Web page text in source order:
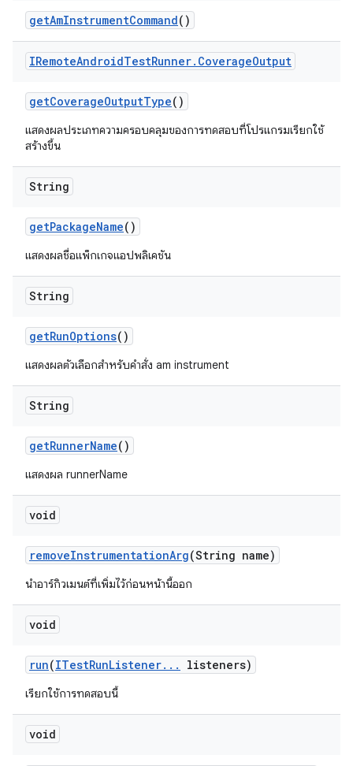
getAmInstrumentCommand()
IRemoteAndroidTestRunner. CoverageOutput
getCoverageOutputType()
แสดงผลประเภทความครอบคลุมของการทดสอบที่โปรแกรมเรียกใช้
สร้างขึ้น
String
getPackageName()
แสดงผลชื่อแพ็กเกจแอปพลิเคชัน
String
getRunOptions()
แสดงผลตัวเลือกสำหรับคำสั่ง am instrument
String
getRunnerName()
แสดงผล runnerName
void
removeInstrumentationArg(String name)
นำอาร์กิวเมนต์ที่เพิ่มไว้ก่อนหน้านี้ออก
void
run(ITestRunListener. . . listeners)
เรียกใช้การทดสอบนี้
void